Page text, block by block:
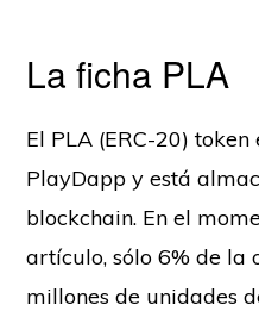
La ficha PLA
El PLA (ERC-20)
PlayDapp y está
blockchain. En el
artículo, sólo 6% de la
millones de unidades